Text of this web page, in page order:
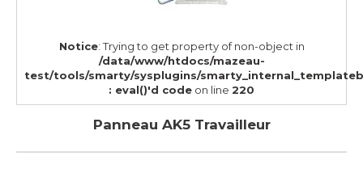
Notice: Trying to get property of non-object in
/data/www/htdocs/mazeau-
test/tools/smarty/sysplugins/
: eval()'d code on line 220
Panneau AK5 Travailleur